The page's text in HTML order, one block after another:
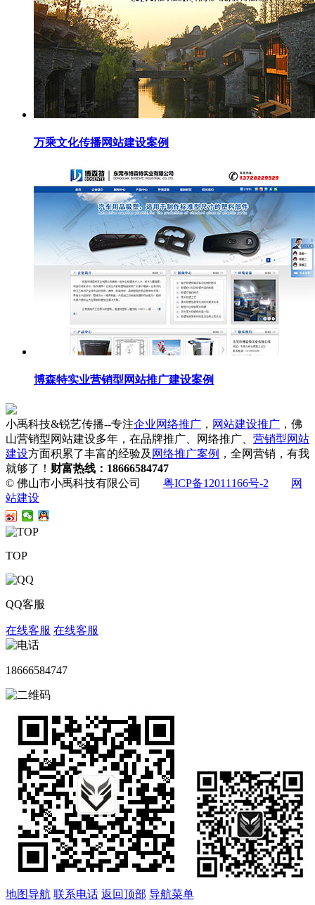
万乘文化传播网站建设案例
博森特实业营销型网站推广建设案例
小禹科技&锐艺传播--专注企业网络推广 ， 网站建设推广 ，佛
山营销型网站建设多年，在品牌推广、网络推广、 营销型网站
建设方面积累了丰富的经验及 网络推广案例 ，全网营销，有我
就够了！ 财富热线：18666584747
© 佛山市小禹科技有限公司 粤ICP备12011166号-2
网
站建设
TOP
QQ客服
在线客服 在线客服
18666584747
地图导航 联系电话 返回顶部 导航菜单